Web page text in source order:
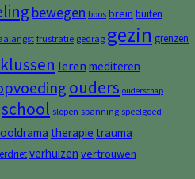
bewegen boos brein buiten
frustratie gedrag gezin grenzen
klussen leren mediteren
ouders ouderschap
school slopen spanning speelgoed
therapie trauma
verhuizen vertrouwen